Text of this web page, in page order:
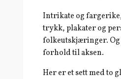
Intrikate og
trykk, plakater og
folkeutskjæringer. Og
forhold til aksen.
Her er et sett med to